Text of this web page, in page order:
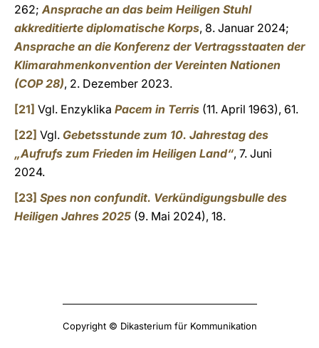
262;Ansprache an das beim Heiligen Stuhl
akkreditierte diplomatische Korps, 8. Januar 2024;
Ansprache an die Konferenz der Vertragsstaaten der
Klimarahmenkonvention der Vereinten Nationen
(COP 28), 2. Dezember 2023.
[21] Vgl. Enzyklika Pacem in Terris (11. April 1963), 61.
[22] Vgl. Gebetsstunde zum 10. Jahrestag des
„Aufrufs zum Frieden im Heiligen Land“, 7. Juni
2024.
[23] Spes non confundit. Verkündigungsbulle des
Heiligen Jahres 2025 (9. Mai 2024), 18.
Copyright © Dikasterium für Kommunikation